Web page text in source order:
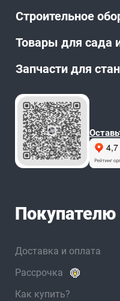
Строительное
Товары для сада
Запчасти для
Покупателю
Доставка и оплата
Рассрочка
Как купить?